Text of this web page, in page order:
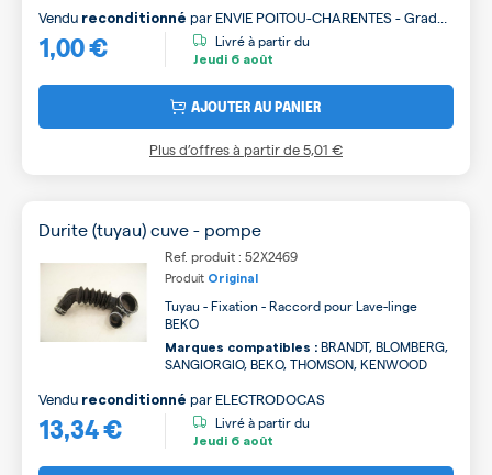
1,00 €
Vendu reconditionné par ENVIE POITOU-CHARENTES - Grade
B
Livré à partir du
Jeudi 6 août
AJOUTER AU PANIER
Plus d’offres à partir de5,01 €
Durite (tuyau) cuve - pompe
Ref. produit : 52X2469
Produit Original
Tuyau - Fixation - Raccord pour Lave-linge
BEKO
Marques compatibles : BRANDT, BLOMBERG,
SANGIORGIO, BEKO, THOMSON, KENWOOD
13,34 €
Vendu reconditionné par ELECTRODOCAS
Livré à partir du
Jeudi 6 août